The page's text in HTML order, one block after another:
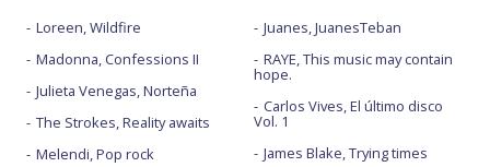
Loreen, Wildfire
Madonna, Confessions II
Julieta Venegas, Norteña
The Strokes, Reality awaits
Melendi, Pop rock
Juanes, JuanesTeban
RAYE, This music may contain
hope.
Carlos Vives, El último disco
Vol. 1
James Blake, Trying times